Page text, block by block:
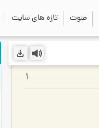
صوت تازه های سایت
1